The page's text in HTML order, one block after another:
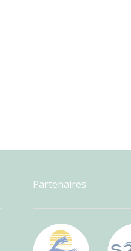
Partenaires